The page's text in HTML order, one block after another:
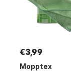
€3,99
Mopptex